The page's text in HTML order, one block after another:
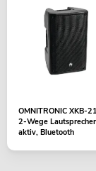
OMNITRONIC XKB-
2-Wege
aktiv, Bluetooth